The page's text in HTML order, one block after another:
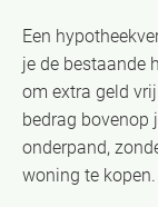
Een
je de bestaande
om extra geld
bedrag bovenop
onderpand,
woning te kopen.